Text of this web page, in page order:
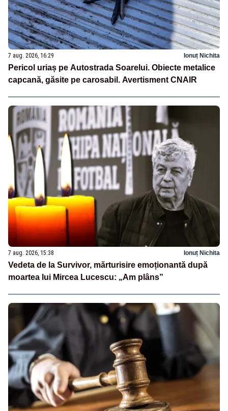
7 aug. 2026, 16:29 Ionuț Nichita
Pericol uriaș pe Autostrada Soarelui. Obiecte metalice
capcană, găsite pe carosabil. Avertisment CNAIR
7 aug. 2026, 15:38 Ionuț Nichita
Vedeta de la Survivor, mărturisire emoționantă după
moartea lui Mircea Lucescu: „Am plâns”